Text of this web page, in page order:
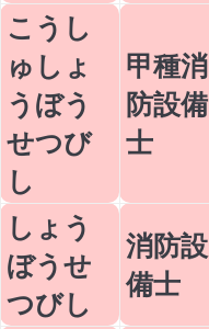
こうし
ゅしょ
うぼう
せつび
し
甲種消
防設備
士
しょう
ぼうせ
つびし
消防設
備士